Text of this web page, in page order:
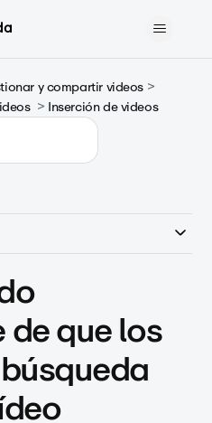
y compartir videos
Inserción de videos
que los